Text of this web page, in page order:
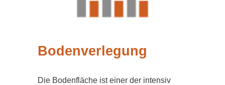
Bodenverlegung
Die Bodenfläche ist einer der intensiv